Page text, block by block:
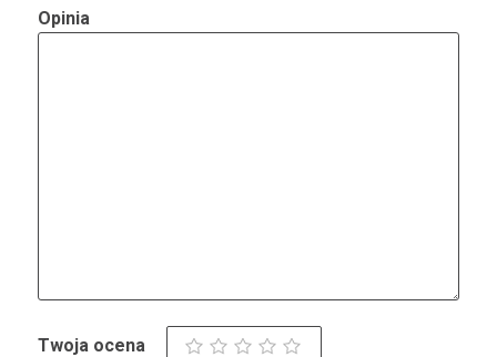
Opinia
Twoja ocena